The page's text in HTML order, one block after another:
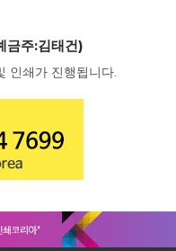
주:김태건)
인쇄가 진행됩니다.